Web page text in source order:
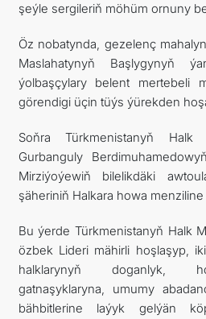
şeýle sergileriň möhüm ornuny
Öz nobatynda, gezelenç
Maslahatynyň Başlygynyň
ýolbaşçylary belent mertebeli
görendigi üçin tüýs ýürekden
Soňra Türkmenistanyň Halk
Gurbanguly
Mirziýoýewiň bilelikdäki
şäheriniň Halkara howa menziline
Bu ýerde Türkmenistanyň Halk
özbek Lideri mähirli hoşlaşyp,
halklarynyň doganlyk,
gatnaşyklaryna, umumy
bähbitlerine laýyk gelýän